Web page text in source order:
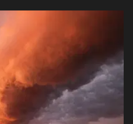
miatt